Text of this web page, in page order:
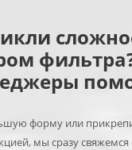
форму или
мы сразу свяжемся